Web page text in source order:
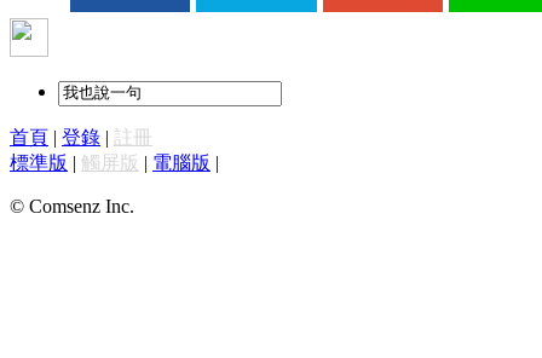
首頁 | 登錄 | 註冊
標準版 | 觸屏版 | 電腦版 |
© Comsenz Inc.